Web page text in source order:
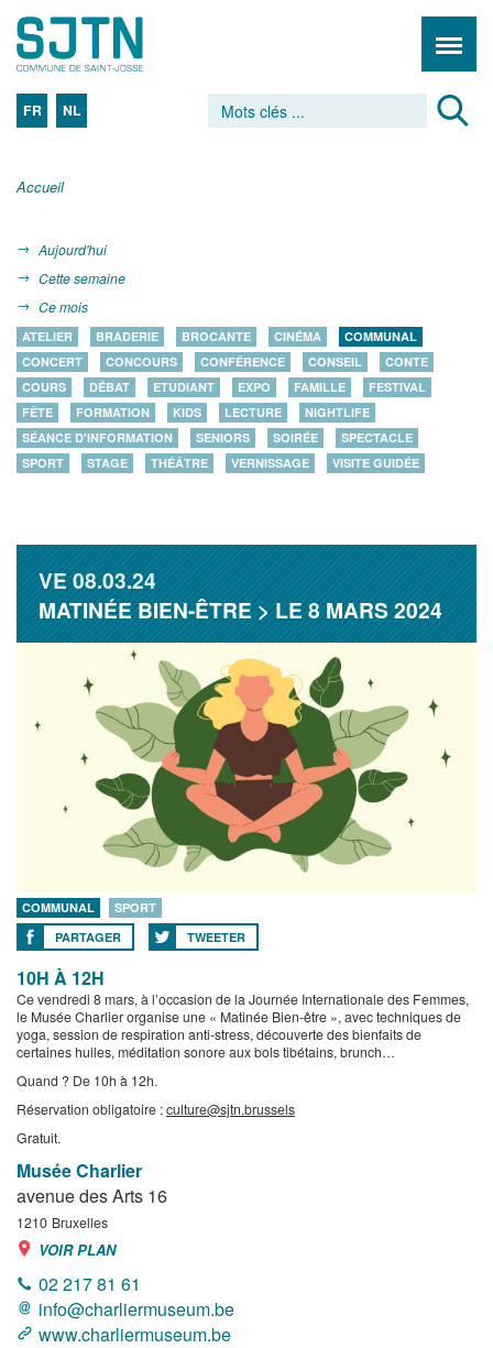
FR NL
Accueil
Aujourd'hui
Cette semaine
Ce mois
ATELIER BRADERIE BROCANTE CINÉMA
COMMUNAL
CONCERT
CONCOURS CONFÉRENCE CONSEIL
CONTE
COURS
DÉBAT ETUDIANT EXPO FAMILLE
FESTIVAL
FÊTE
FORMATION KIDS LECTURE
NIGHTLIFE
SÉANCE D'INFORMATION
SENIORS SOIRÉE
SPECTACLE
SPORT
STAGE THÉÂTRE VERNISSAGE VISITE GUIDÉE
VE08.03.24
MATINÉE BIEN-ÊTRE > LE 8 MARS 2024
COMMUNAL
SPORT
PARTAGER
TWEETER
10H À 12H
Ce vendredi 8 mars, à l’occasion de la Journée Internationale des Femmes,
le Musée Charlier organise une « Matinée Bien-être », avec techniques de
yoga, session de respiration anti-stress, découverte des bienfaits de
certaines huiles, méditation sonore aux bols tibétains, brunch…
Quand ? De 10h à 12h.
Réservation obligatoire :culture@sjtn.brussels
Gratuit.
Musée Charlier
avenue des Arts 16
1210 Bruxelles
VOIR PLAN
02 217 81 61
info@charliermuseum.be
www.charliermuseum.be